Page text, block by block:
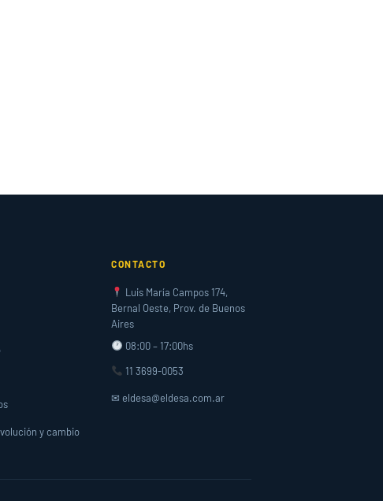
y cambio
CONTACTO
Luis María Campos 174,
Bernal Oeste, Prov. de Buenos
Aires
08:00 – 17:00hs
11 3699-0053
✉ eldesa@eldesa.com.ar